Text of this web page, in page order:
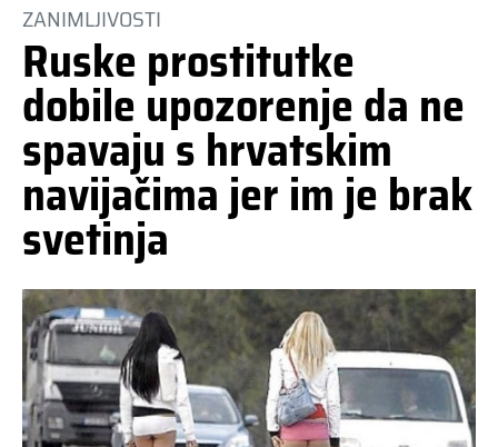
ZANIMLJIVOSTI
Ruske prostitutke
dobile upozorenje da ne
spavaju s hrvatskim
navijačima jer im je brak
svetinja